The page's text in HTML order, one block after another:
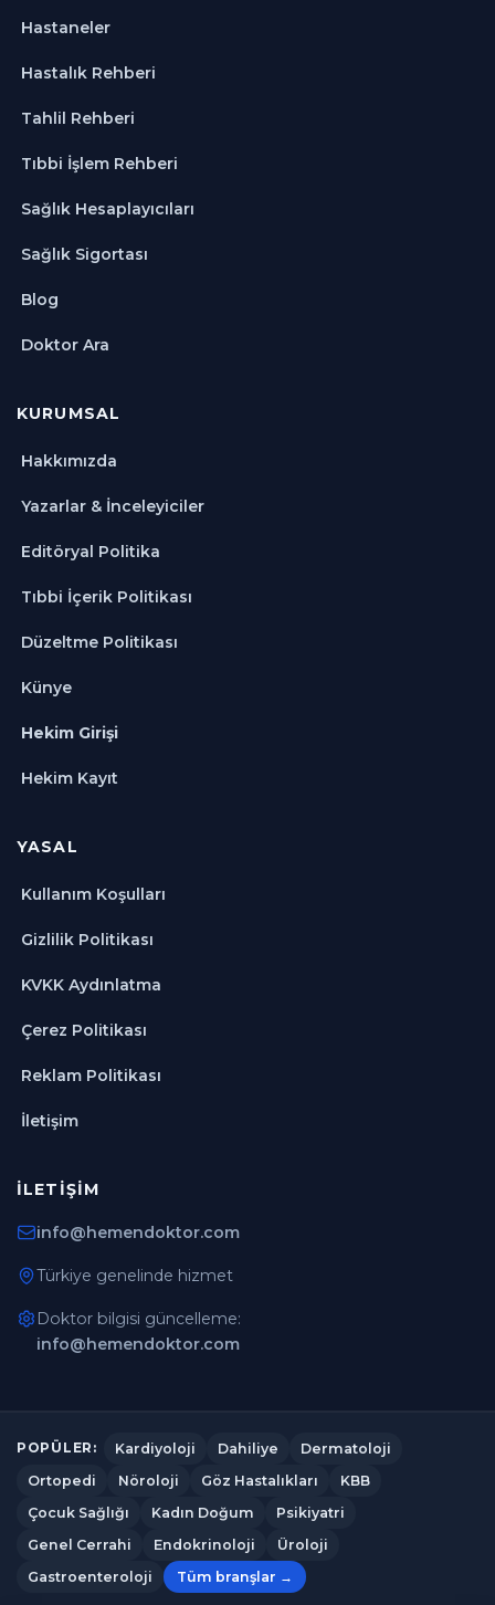
Hastaneler
Hastalık Rehberi
Tahlil Rehberi
Tıbbi İşlem Rehberi
Sağlık Hesaplayıcıları
Sağlık Sigortası
Blog
Doktor Ara
KURUMSAL
Hakkımızda
Yazarlar & İnceleyiciler
Editöryal Politika
Tıbbi İçerik Politikası
Düzeltme Politikası
Künye
Hekim Girişi
Hekim Kayıt
YASAL
Kullanım Koşulları
Gizlilik Politikası
KVKK Aydınlatma
Çerez Politikası
Reklam Politikası
İletişim
İLETIŞIM
info@hemendoktor.com
Türkiye genelinde hizmet
Doktor bilgisi güncelleme:
info@hemendoktor.com
POPÜLER: Kardiyoloji Dahiliye
Dermatoloji
Ortopedi
Nöroloji Göz Hastalıkları
KBB
Çocuk Sağlığı
Kadın Doğum
Psikiyatri
Genel Cerrahi
Endokrinoloji
Üroloji
Gastroenteroloji
Tüm branşlar →